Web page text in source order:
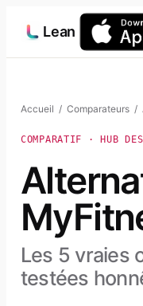
contenu
Lean
Accueil / Comparateurs /
COMPARATIF · HUB
Les 5 vraies
testées